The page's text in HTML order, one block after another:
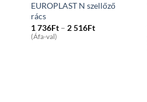
EUROPLAST N szellőző
rács
1 736Ft – 2 516FtPrice
(Áfa-val)